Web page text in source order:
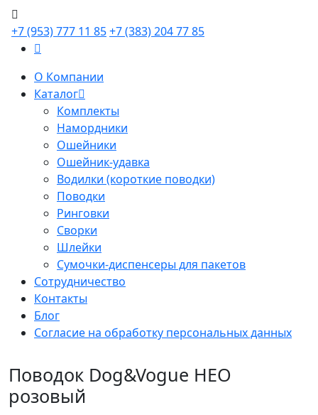
+7 (953) 777 11 85+7 (383) 204 77 85
О Компании
Каталог
Комплекты
Намордники
Ошейники
Ошейник-удавка
Водилки (короткие поводки)
Поводки
Ринговки
Сворки
Шлейки
Сумочки-диспенсеры для пакетов
Сотрудничество
Контакты
Блог
Согласие на обработку персональных данных
Поводок Dog&Vogue НЕО
розовый